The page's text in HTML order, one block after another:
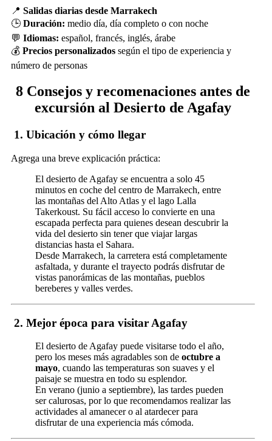
📍 Salidas diarias desde Marrakech
🕒 Duración: medio día, día completo o con noche
💬 Idiomas: español, francés, inglés, árabe
💰 Precios personalizados según el tipo de experiencia y
número de personas
8 Consejos y recomenaciones antes de
excursión al Desierto de Agafay
1. Ubicación y cómo llegar
Agrega una breve explicación práctica:
El desierto de Agafay se encuentra a solo 45
minutos en coche del centro de Marrakech, entre
las montañas del Alto Atlas y el lago Lalla
Takerkoust. Su fácil acceso lo convierte en una
escapada perfecta para quienes desean descubrir la
vida del desierto sin tener que viajar largas
distancias hasta el Sahara.
Desde Marrakech, la carretera está completamente
asfaltada, y durante el trayecto podrás disfrutar de
vistas panorámicas de las montañas, pueblos
bereberes y valles verdes.
2. Mejor época para visitar Agafay
El desierto de Agafay puede visitarse todo el año,
pero los meses más agradables son de octubre a
mayo, cuando las temperaturas son suaves y el
paisaje se muestra en todo su esplendor.
En verano (junio a septiembre), las tardes pueden
ser calurosas, por lo que recomendamos realizar las
actividades al amanecer o al atardecer para
disfrutar de una experiencia más cómoda.